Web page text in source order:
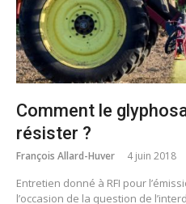
Comment le
résister ?
François Allard-Huver 4 juin 2018
Entretien donné à RFI pour
l’occasion de la question de